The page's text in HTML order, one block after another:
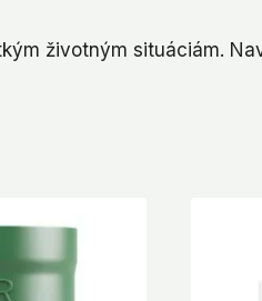
životným situáciám.